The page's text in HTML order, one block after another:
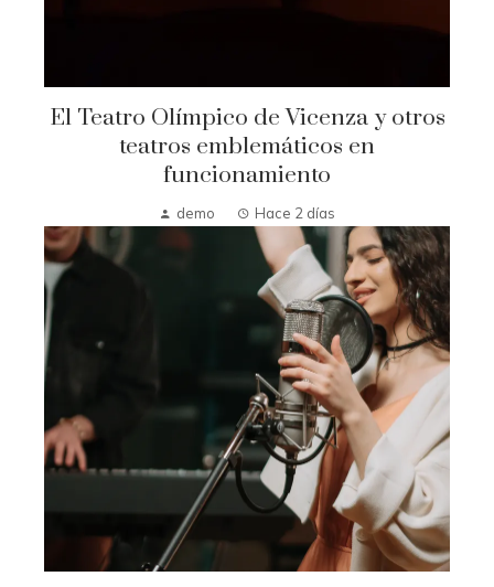
El Teatro Olímpico de Vicenza y otros
teatros emblemáticos en
funcionamiento
demo Hace 2 días